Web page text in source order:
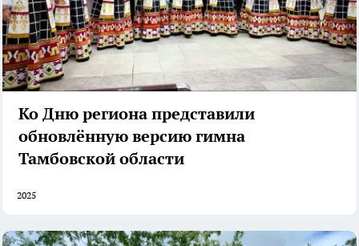
Ко Дню региона представили
обновлённую версию гимна
Тамбовской области
2025